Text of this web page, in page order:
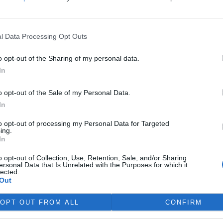
Data Processing Opt Outs
opt-out of the Sharing of my personal data.
opt-out of the Sale of my Personal Data.
opt-out of processing my Personal Data for Targeted
opt-out of Collection, Use, Retention, Sale, and/or Sharing
Data that Is Unrelated with the Purposes for which it
OPT OUT FROM ALL CONFIRM
dno (ISA), kde měla své
skončilo zklamáním,
jasně deklarovat, že
tolerovány.
poloviny srpna
životního prostředí
14. července 2026
zjišťovacího řízení pro
„Stupeň Přelouč II“ za asi 3,3
korun, který má prodloužit
Veřejnost může své
prostředí poslat